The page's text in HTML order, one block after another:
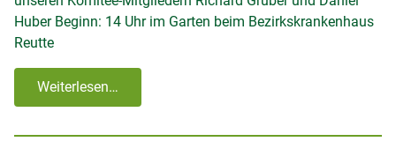
Huber Beginn: 14 Uhr im Garten beim Bezirkskrankenhaus
Reutte
Weiterlesen…